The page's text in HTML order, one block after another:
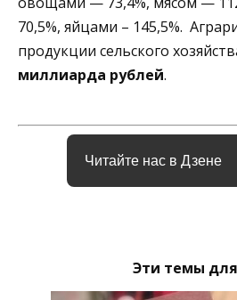
70,5%, яйцами – 145,5%.
продукции сельского
миллиарда рублей.
Читайте нас в Дзене
Эти темы